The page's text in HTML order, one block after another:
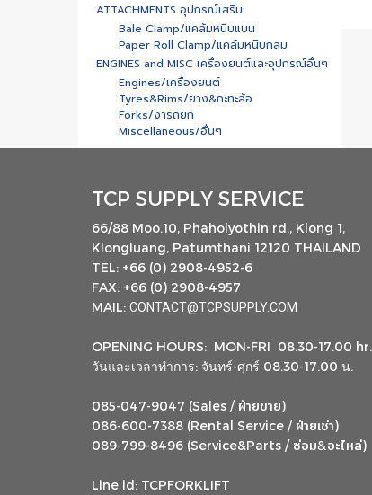
ATTACHMENTS อุปกรณ์เสริม
Bale Clamp/แคล้มหนีบแบน
Paper Roll Clamp/แคล้มหนีบกลม
ENGINES and MISC เครื่องยนต์และอุปกรณ์อื่นๆ
Engines/เครื่องยนต์
Tyres&Rims/ยาง&กะทะล้อ
Forks/งารถยก
Miscellaneous/อื่นๆ
TCP SUPPLY SERVICE
66/88 Moo.10, Phaholyothin rd., Klong 1,
Klongluang, Patumthani 12120 THAILAND
TEL: +66 (0) 2908-4952-6
FAX: +66 (0) 2908-4957
MAIL: CONTACT@TCPSUPPLY.COM
OPENING HOURS: MON-FRI 08.30-17.00 hr.
วันและเวลาทำการ: จันทร์-ศุกร์ 08.30-17.00 น.
085-047-9047 (Sales / ฝ่ายขาย)
086-600-7388 (Rental Service / ฝ่ายเช่า)
089-799-8496 (Service&Parts / ซ่อม&อะไหล่)
Line id: TCPFORKLIFT